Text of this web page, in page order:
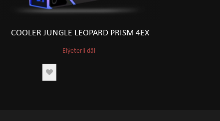
COOLER JUNGLE LEOPARD PRISM 4EX
Elýeterli däl